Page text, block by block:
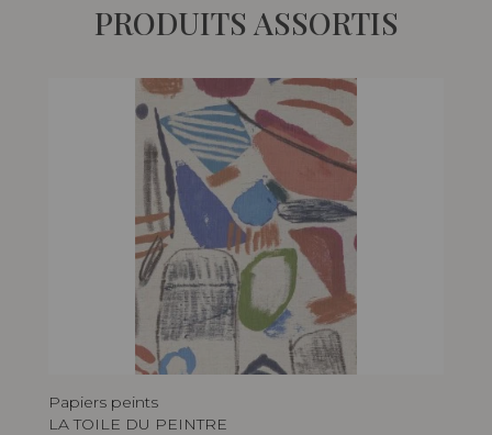
PRODUITS ASSORTIS
Papiers peints
LA TOILE DU PEINTRE